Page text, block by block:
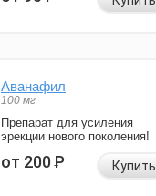
Аванафил
100 мг
Препарат для усиления
эрекции нового поколения!
от 200Р Купить